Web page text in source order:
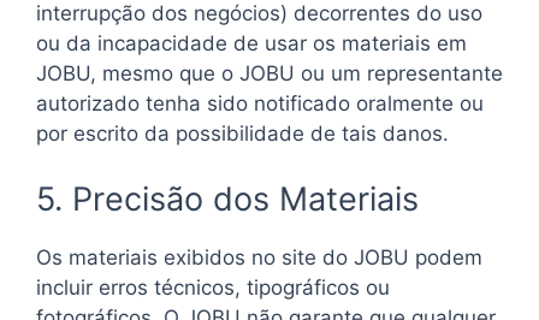
interrupção dos negócios) decorrentes do uso
ou da incapacidade de usar os materiais em
JOBU, mesmo que o JOBU ou um representante
autorizado tenha sido notificado oralmente ou
por escrito da possibilidade de tais danos.
5. Precisão dos Materiais
Os materiais exibidos no site do JOBU podem
incluir erros técnicos, tipográficos ou